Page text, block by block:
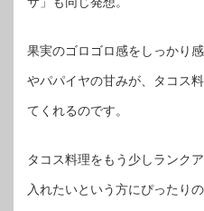
果実のゴロゴロ感をしっかり
やパパイヤの甘みが、タコス
てくれるのです。
タコス料理をもう少しランク
入れたいという方にぴったり